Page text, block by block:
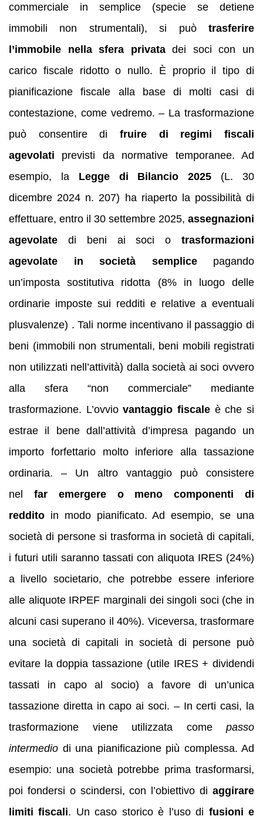
commerciale in semplice (specie se detiene
immobili non strumentali), si può trasferire
l’immobile nella sfera privatadei soci con un
carico fiscale ridotto o nullo. È proprio il tipo di
pianificazione fiscale alla base di molti casi di
contestazione, come vedremo. – La trasformazione
può consentire di fruire di regimi fiscali
agevolati previsti da normative temporanee. Ad
esempio, la Legge di Bilancio 2025 (L. 30
dicembre 2024 n. 207) ha riaperto la possibilità di
effettuare, entro il 30 settembre 2025, assegnazioni
agevolate di beni ai soci o trasformazioni
agevolate in società semplicepagando
un’imposta sostitutiva ridotta (8% in luogo delle
ordinarie imposte sui redditi e relative a eventuali
plusvalenze) . Tali norme incentivano il passaggio di
beni (immobili non strumentali, beni mobili registrati
non utilizzati nell’attività) dalla società ai soci ovvero
alla sfera “non commerciale” mediante
trasformazione. L’ovviovantaggio fiscale è che si
estrae il bene dall’attività d’impresa pagando un
importo forfettario molto inferiore alla tassazione
ordinaria. – Un altro vantaggio può consistere
nel far emergere o meno componenti di
reddito in modo pianificato. Ad esempio, se una
società di persone si trasforma in società di capitali,
i futuri utili saranno tassati con aliquota IRES (24%)
a livello societario, che potrebbe essere inferiore
alle aliquote IRPEF marginali dei singoli soci (che in
alcuni casi superano il 40%). Viceversa, trasformare
una società di capitali in società di persone può
evitare la doppia tassazione (utile IRES + dividendi
tassati in capo al socio) a favore di un’unica
tassazione diretta in capo ai soci. – In certi casi, la
trasformazione viene utilizzata come passo
intermedio di una pianificazione più complessa. Ad
esempio: una società potrebbe prima trasformarsi,
poi fondersi o scindersi, con l’obiettivo di aggirare
limiti fiscali. Un caso storico è l’uso di fusioni e